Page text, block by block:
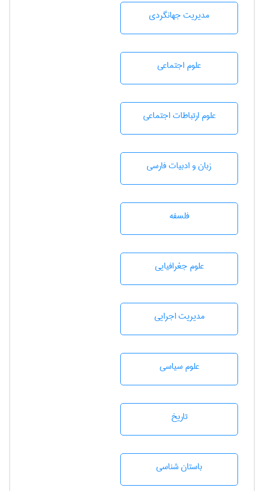
مديريت جهانگردی
علوم اجتماعی
علوم ارتباطات اجتماعی
زبان و ادبيات فارسی
فلسفه
علوم جغرافيايی
مديريت اجرايی
علوم سياسی
تاريخ
باستان شناسی